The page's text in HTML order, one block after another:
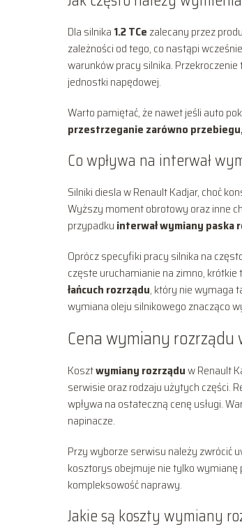
Dla silnika 1.2 TCe zalecany przez
zależności od tego, co nastąpi
warunków pracy silnika.
jednostki napędowej.
Warto pamiętać, że nawet jeśli auto
przestrzeganie zarówno
Co wpływa na interwał
Silniki diesla w Renault Kadjar, choć
Wyższy moment obrotowy oraz inne
przypadku interwał wymiany paska
Oprócz specyfiki pracy silnika na
częste uruchamianie na zimno,
łańcuch rozrządu, który nie wymaga
wymiana oleju silnikowego znacząco
Cena wymiany rozrządu
Kosztwymiany rozrząduw Renault
serwisie oraz rodzaju użytych części.
wpływa na ostateczną cenę usługi.
napinacze.
Przy wyborze serwisu należy zwrócić
kosztorys obejmuje nie tylko wymianę
kompleksowość naprawy.
Jakie są koszty wymiany